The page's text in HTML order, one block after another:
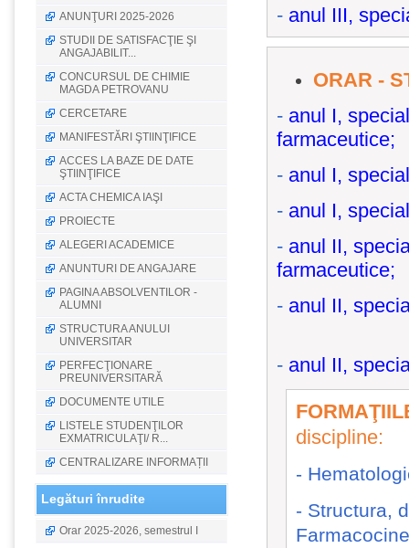
ANUNŢURI 2025-2026
STUDII DE SATISFACŢIE ŞI
ANGAJABILIT...
CONCURSUL DE CHIMIE
MAGDA PETROVANU
CERCETARE
MANIFESTĂRI ŞTIINŢIFICE
ACCES LA BAZE DE DATE
ŞTIINŢIFICE
ACTA CHEMICA IAŞI
PROIECTE
ALEGERI ACADEMICE
ANUNTURI DE ANGAJARE
PAGINA ABSOLVENTILOR -
ALUMNI
STRUCTURA ANULUI
UNIVERSITAR
PERFECŢIONARE
PREUNIVERSITARĂ
DOCUMENTE UTILE
LISTELE STUDENŢILOR
EXMATRICULAŢI/ R...
CENTRALIZARE INFORMAȚII
Legături înrudite
Orar 2025-2026, semestrul I
- anul III,
ORAR -
- anul I,
farmaceutice;
- anul I,
- anul I,
- anul II,
farmaceutice;
- anul II,
- anul II,
discipline:
-
- Structura,